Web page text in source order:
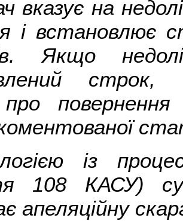
вказує на
і встановлює
Якщо
строк,
повернення
із
108 КАСУ)
апеляційну